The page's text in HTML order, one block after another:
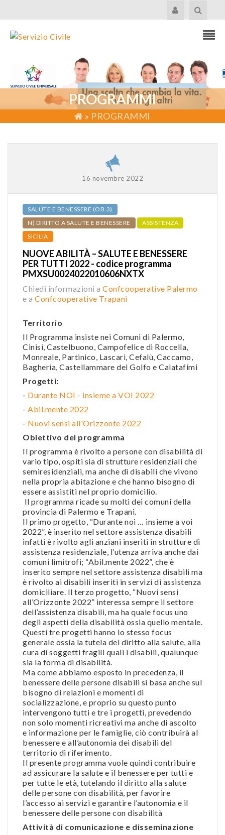
PROGRAMMI
» PROGRAMMI
16 novembre 2022
SALUTE E BENESSERE (OB.3)
N) DIRITTO A SALUTE E BENESSERE
ASSISTENZA
SICILIA
NUOVE ABILITÀ – SALUTE E BENESSERE
PER TUTTI 2022 - codice programma
PMXSU0024022010606NXTX
Chiedi informazioni a Confcooperative Palermo
e a Confcooperative Trapani
Territorio
Il Programma insiste nei Comuni di Palermo,
Cinisi, Castelbuono, Campofelice di Roccella,
Monreale, Partinico, Lascari, Cefalù, Caccamo,
Bagheria, Castellammare del Golfo e Calatafimi
Progetti:
- Durante NOI - insieme a VOI 2022
- Abil.mente 2022
- Nuovi sensi all'Orizzonte 2022
Obiettivo del programma
Il programma è rivolto a persone con disabilità di
vario tipo, ospiti sia di strutture residenziali che
semiresidenziali, ma anche di disabili che vivono
nella propria abitazione e che hanno bisogno di
essere assistiti nel proprio domicilio.
Il programma ricade su molti dei comuni della
provincia di Palermo e Trapani.
Il primo progetto, “Durante noi … insieme a voi
2022”, è inserito nel settore assistenza disabili
infatti è rivolto agli anziani inseriti in strutture di
assistenza residenziale, l’utenza arriva anche dai
comuni limitrofi; “Abil.mente 2022”, che è
inserito sempre nel settore assistenza disabili ma
è rivolto ai disabili inseriti in servizi di assistenza
domiciliare. Il terzo progetto, “Nuovi sensi
all’Orizzonte 2022” interessa sempre il settore
dell’assistenza disabili, ma ha quale focus uno
degli aspetti della disabilità ossia quello mentale.
Questi tre progetti hanno lo stesso focus
generale ossia la tutela del diritto alla salute, alla
cura di soggetti fragili quali i disabili, qualunque
sia la forma di disabilità.
Ma come abbiamo esposto in precedenza, il
benessere delle persone disabili si basa anche sul
bisogno di relazioni e momenti di
socializzazione, e proprio su questo punto
intervengono tutti e tre i progetti, prevedendo
non solo momenti ricreativi ma anche di ascolto
e informazione per le famiglie, ciò contribuirà al
benessere e all’autonomia dei disabili del
territorio di riferimento.
Il presente programma vuole quindi contribuire
ad assicurare la salute e il benessere per tutti e
per tutte le età, tutelando il diritto alla salute
delle persone con disabilità, per favorire
l’accesso ai servizi e garantire l’autonomia e il
benessere delle persone con disabilità
Attività di comunicazione e disseminazione